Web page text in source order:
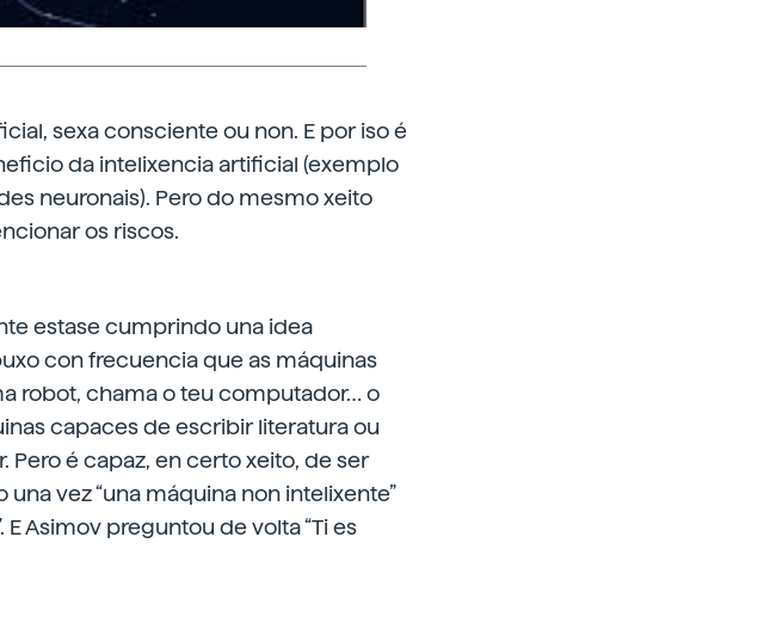
sexa consciente ou non. E por iso é
da intelixencia artificial (exemplo
neuronais). Pero do mesmo xeito
os riscos.
estase cumprindo una idea
con frecuencia que as máquinas
robot, chama o teu computador… o
capaces de escribir literatura ou
é capaz, en certo xeito, de ser
vez “una máquina non intelixente”
Asimov preguntou de volta “Ti es